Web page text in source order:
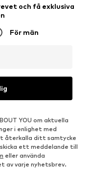
och få exklusiva
För män
YOU om aktuella
i enlighet med
återkalla ditt samtycke
ett meddelande till
eller använda
av varje nyhetsbrev.